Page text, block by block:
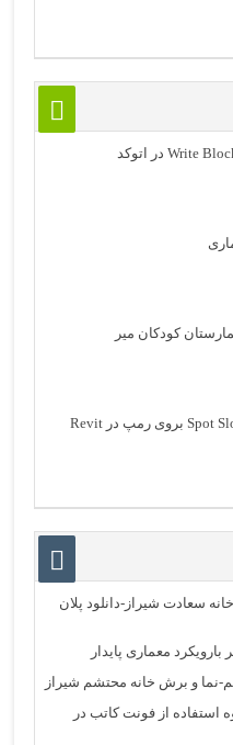
کودکان میر
سعادت شیراز-دانلود پلان
بارویکرد معماری پایدار
نما و برش خانه محتشم شیراز
استفاده از فونت کاتب در